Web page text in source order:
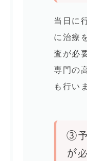
当日に
に治療
査が必
専門の
も行い
③予
が